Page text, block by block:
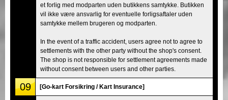
et forlig med modparten uden butikkens samtykke. Butikken
vil ikke være ansvarlig for eventuelle forligsaftaler uden
samtykke mellem brugeren og modparten.
In the event of a traffic accident, users agree not to agree to
settlements with the other party without the shop's consent.
The shop is not responsible for settlement agreements made
without consent between users and other parties.
09 [Go-kart Forsikring / Kart Insurance]